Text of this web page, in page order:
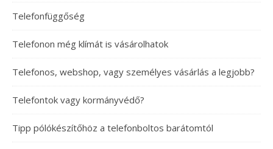
Telefonfüggőség
Telefonon még klímát is vásárolhatok
Telefonos, webshop, vagy személyes vásárlás a legjobb?
Telefontok vagy kormányvédő?
Tipp pólókészítőhöz a telefonboltos barátomtól